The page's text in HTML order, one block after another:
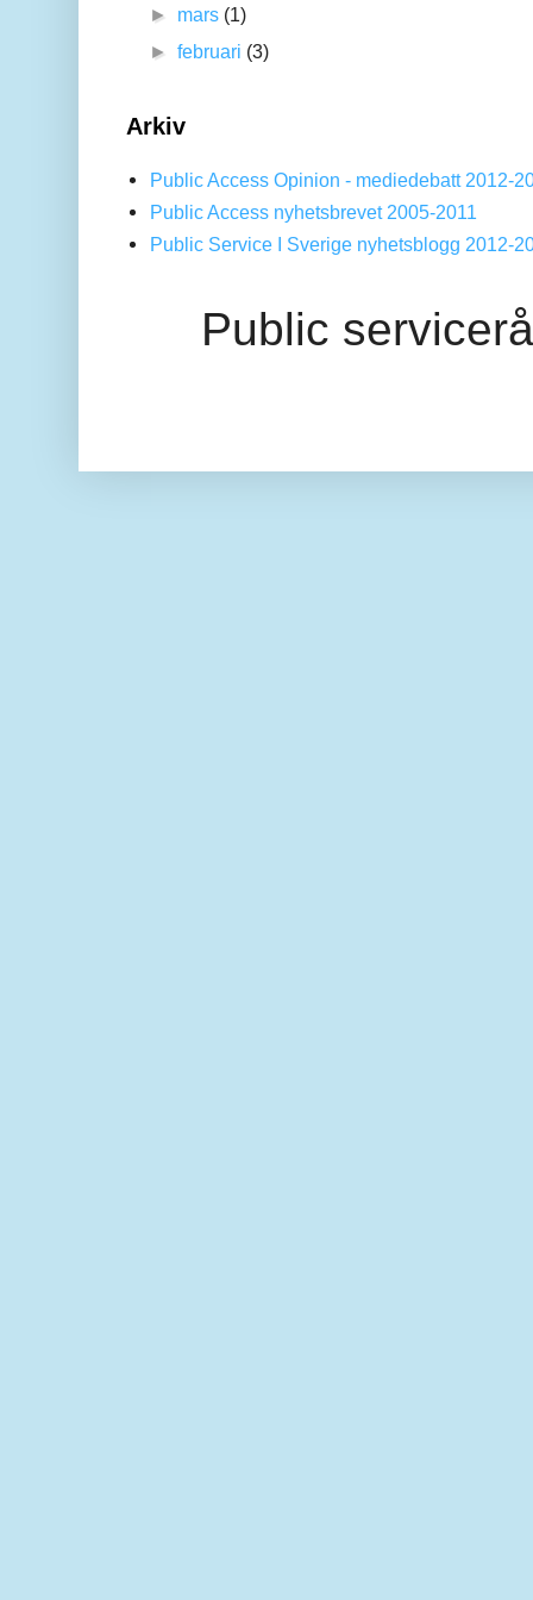
► mars (1)
►februari (3)
Arkiv
Public Access Opinion - mediedebatt 2012-
Public Access nyhetsbrevet 2005-2011
Public Service I Sverige nyhetsblogg 2012-
Public